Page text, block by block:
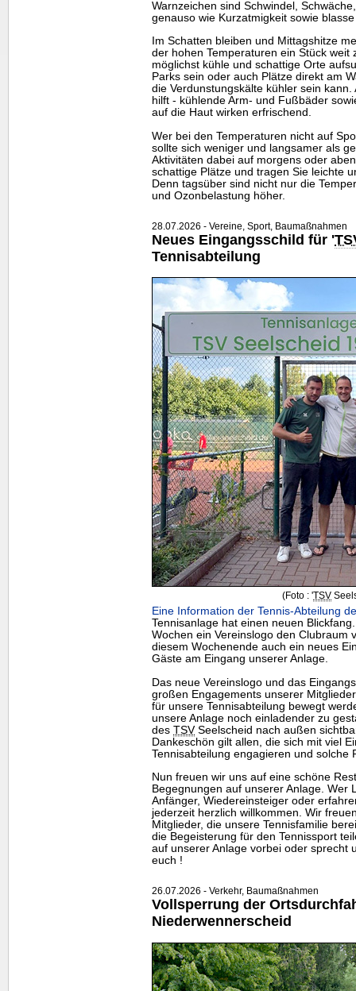
Warnzeichen sind Schwindel,
genauso wie Kurzatmigkeit sowie
Im Schatten bleiben und Mittagshitze
der hohen Temperaturen ein Stück weit
möglichst kühle und schattige Orte
Parks sein oder auch Plätze direkt am
die Verdunstungskälte kühler sein
hilft - kühlende Arm- und Fußbäder
auf die Haut wirken erfrischend.
Wer bei den Temperaturen nicht auf
sollte sich weniger und langsamer als
Aktivitäten dabei auf morgens oder
schattige Plätze und tragen Sie leichte
Denn tagsüber sind nicht nur die
und Ozonbelastung höher.
28.07.2026 - Vereine, Sport, Baumaßnahmen
Neues Eingangsschild für '
Tennisabteilung
(Foto : 'TSV
Eine Information der Tennis-Abteilung
Tennisanlage hat einen neuen
Wochen ein Vereinslogo den Clubraum
diesem Wochenende auch ein neues
Gäste am Eingang unserer Anlage.
Das neue Vereinslogo und das
großen Engagements unserer
für unsere Tennisabteilung bewegt
unsere Anlage noch einladender zu
des TSVSeelscheid nach außen
Dankeschön gilt allen, die sich mit viel
Tennisabteilung engagieren und solche
Nun freuen wir uns auf eine schöne
Begegnungen auf unserer Anlage. Wer
Anfänger, Wiedereinsteiger oder
jederzeit herzlich willkommen. Wir
Mitglieder, die unsere Tennisfamilie
die Begeisterung für den Tennissport
auf unserer Anlage vorbei oder sprecht
euch !
26.07.2026 - Verkehr, Baumaßnahmen
Vollsperrung der
Niederwennerscheid